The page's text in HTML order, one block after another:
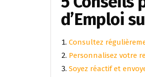
d’Emploi
Consultez
Personnalisez votre
Soyez réactif et